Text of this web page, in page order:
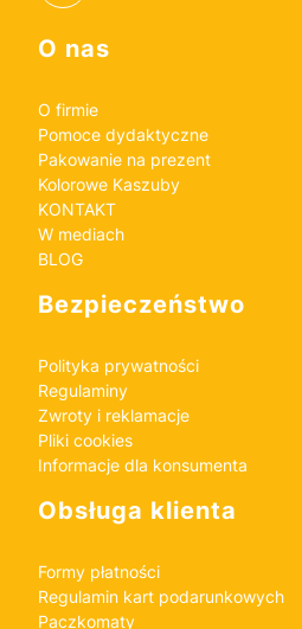
Linki w stopce
O nas
O firmie
Pomoce dydaktyczne
Pakowanie na prezent
Kolorowe Kaszuby
KONTAKT
W mediach
BLOG
Bezpieczeństwo
Polityka prywatności
Regulaminy
Zwroty i reklamacje
Pliki cookies
Informacje dla konsumenta
Obsługa klienta
Formy płatności
Regulamin kart podarunkowych
Paczkomaty